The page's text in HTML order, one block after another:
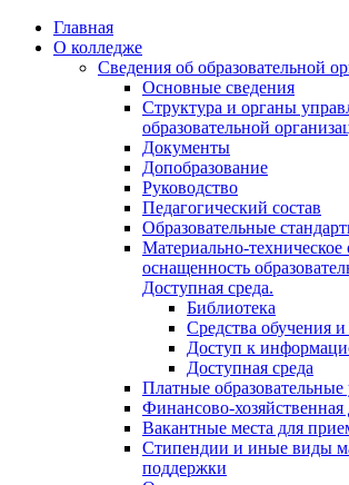
Перейти
содержимому
Главная
О колледже
Сведения об образовательной
Основные сведения
Структура и органы
образовательной
Документы
Допобразование
Руководство
Педагогический состав
Образовательные
Материально-техническое
оснащенность
Доступная среда.
Библиотека
Средства обучения
Доступ к
Доступная среда
Платные образовательные
Финансово-хозяйственная
Вакантные места для
Стипендии и иные виды
поддержки